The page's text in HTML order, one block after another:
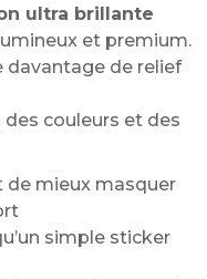
ultra brillante
et premium.
davantage de relief
couleurs et des
mieux masquer
simple sticker